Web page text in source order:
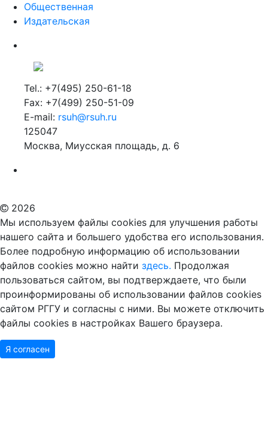
Общественная
Издательская
Tel.: +7(495) 250-61-18
Fax: +7(499) 250-51-09
E-mail: rsuh@rsuh.ru
125047
Москва, Миусская площадь, д. 6
2026
Мы используем файлы cookies для улучшения работы
нашего сайта и большего удобства его использования.
Более подробную информацию об использовании
файлов cookies можно найти здесь. Продолжая
пользоваться сайтом, вы подтверждаете, что были
проинформированы об использовании файлов cookies
сайтом РГГУ и согласны с ними. Вы можете отключить
файлы cookies в настройках Вашего браузера.
Я согласен